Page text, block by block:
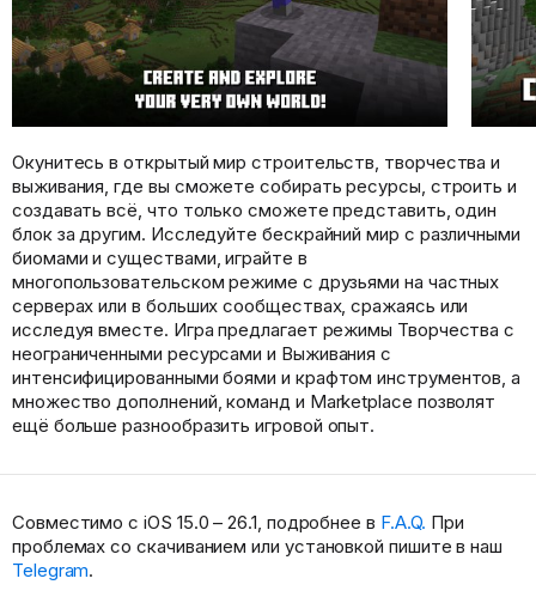
Окунитесь в открытый мир строительств, творчества и
выживания, где вы сможете собирать ресурсы, строить и
создавать всё, что только сможете представить, один
блок за другим. Исследуйте бескрайний мир с различными
биомами и существами, играйте в
многопользовательском режиме с друзьями на частных
серверах или в больших сообществах, сражаясь или
исследуя вместе. Игра предлагает режимы Творчества с
неограниченными ресурсами и Выживания с
интенсифицированными боями и крафтом инструментов, а
множество дополнений, команд и Marketplace позволят
ещё больше разнообразить игровой опыт.
Совместимо с iOS 15.0 – 26.1, подробнее в F.A.Q. При
проблемах со скачиванием или установкой пишите в наш
Telegram.